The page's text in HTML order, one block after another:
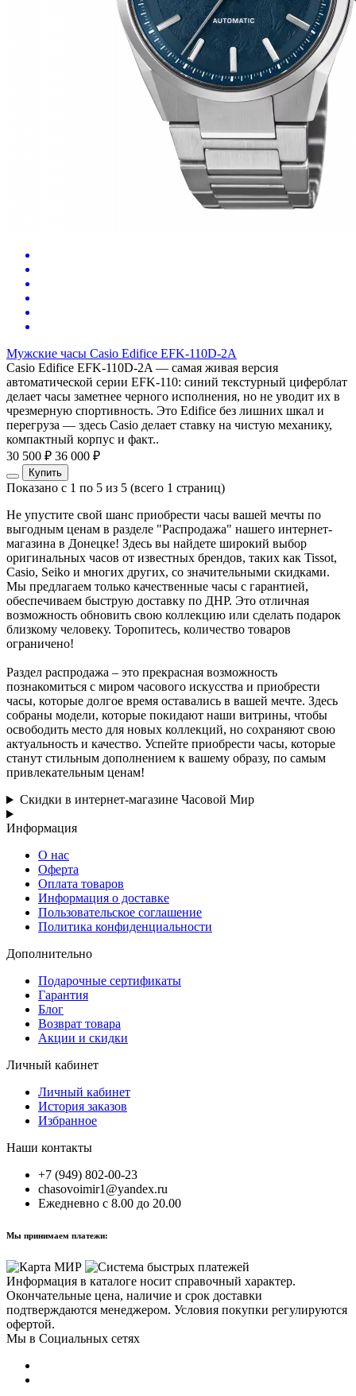
Мужские часы Casio Edifice EFK-110D-2A
Casio Edifice EFK-110D-2A — самая живая версия
автоматической серии EFK-110: синий текстурный циферблат
делает часы заметнее черного исполнения, но не уводит их в
чрезмерную спортивность. Это Edifice без лишних шкал и
перегруза — здесь Casio делает ставку на чистую механику,
компактный корпус и факт..
30 500 ₽ 36 000 ₽
Купить
Показано с 1 по 5 из 5 (всего 1 страниц)
Не упустите свой шанс приобрести часы вашей мечты по
выгодным ценам в разделе "Распродажа" нашего интернет-
магазина в Донецке! Здесь вы найдете широкий выбор
оригинальных часов от известных брендов, таких как Tissot,
Casio, Seiko и многих других, со значительными скидками.
Мы предлагаем только качественные часы с гарантией,
обеспечиваем быструю доставку по ДНР. Это отличная
возможность обновить свою коллекцию или сделать подарок
близкому человеку. Торопитесь, количество товаров
ограничено!
Раздел распродажа – это прекрасная возможность
познакомиться с миром часового искусства и приобрести
часы, которые долгое время оставались в вашей мечте. Здесь
собраны модели, которые покидают наши витрины, чтобы
освободить место для новых коллекций, но сохраняют свою
актуальность и качество. Успейте приобрести часы, которые
станут стильным дополнением к вашему образу, по самым
привлекательным ценам!
Скидки в интернет-магазине Часовой Мир
Информация
О нас
Оферта
Оплата товаров
Информация о доставке
Пользовательское соглашение
Политика конфиденциальности
Дополнительно
Подарочные сертификаты
Гарантия
Блог
Возврат товара
Акции и скидки
Личный кабинет
Личный кабинет
История заказов
Избранное
Наши контакты
+7 (949) 802-00-23
chasovoimir1@yandex.ru
Ежедневно с 8.00 до 20.00
Мы принимаем платежи:
Информация в каталоге носит справочный характер.
Окончательные цена, наличие и срок доставки
подтверждаются менеджером. Условия покупки регулируются
офертой.
Мы в Социальных сетях